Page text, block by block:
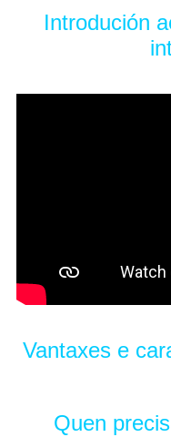
Introdución
Vantaxes e
Quen